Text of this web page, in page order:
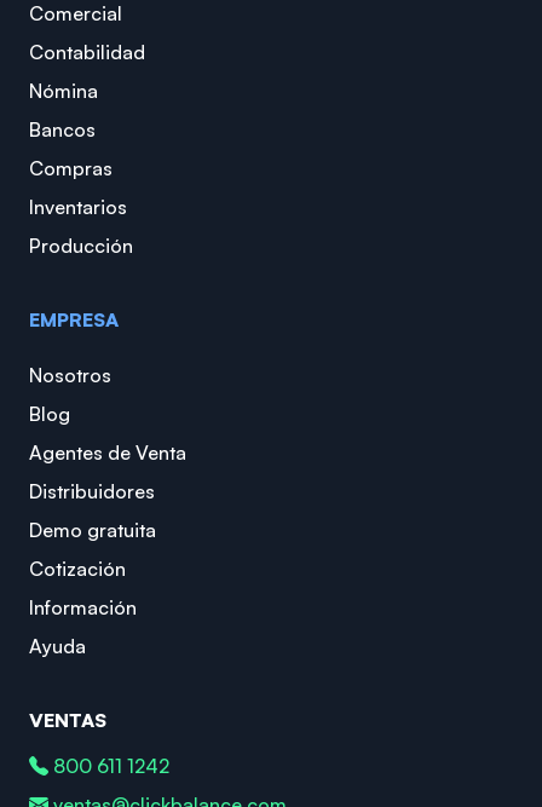
Comercial
Contabilidad
Nómina
Bancos
Compras
Inventarios
Producción
EMPRESA
Nosotros
Blog
Agentes de Venta
Distribuidores
Demo gratuita
Cotización
Información
Ayuda
VENTAS
800 611 1242